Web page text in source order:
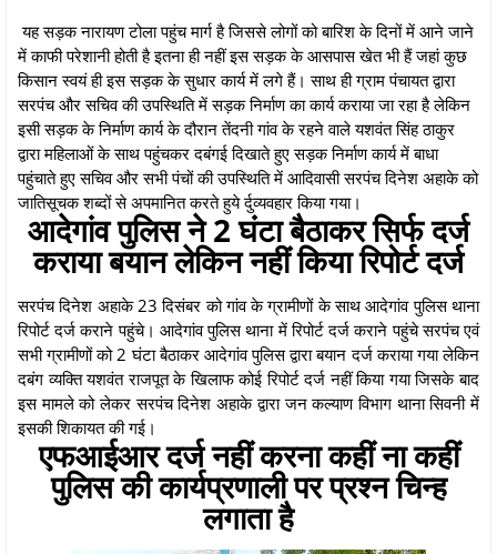
यह सड़क नारायण टोला पहुंच मार्ग है जिससे लोगों को बारिश के दिनों में आने जाने
में काफी परेशानी होती है इतना ही नहीं इस सड़क के आसपास खेत भी हैं जहां कुछ
किसान स्वयं ही इस सड़क के सुधार कार्य में लगे हैं। साथ ही ग्राम पंचायत द्वारा
सरपंच और सचिव की उपस्थिति में सड़क निर्माण का कार्य कराया जा रहा है लेकिन
इसी सड़क के निर्माण कार्य के दौरान तेंदनी गांव के रहने वाले यशवंत सिंह ठाकुर
द्वारा महिलाओं के साथ पहुंचकर दबंगई दिखाते हुए सड़क निर्माण कार्य में बाधा
पहुंचाते हुए सचिव और सभी पंचों की उपस्थिति में आदिवासी सरपंच दिनेश अहाके को
जातिसूचक शब्दों से अपमानित करते हुये र्दुव्यवहार किया गया।
आदेगांव पुलिस ने 2 घंटा बैठाकर सिर्फ दर्ज
कराया बयान लेकिन नहीं किया रिपोर्ट दर्ज
सरपंच दिनेश अहाके 23 दिसंबर को गांव के ग्रामीणों के साथ आदेगांव पुलिस थाना
रिपोर्ट दर्ज कराने पहुंचे। आदेगांव पुलिस थाना में रिपोर्ट दर्ज कराने पहुंचे सरपंच एवं
सभी ग्रामीणों को 2 घंटा बैठाकर आदेगांव पुलिस द्वारा बयान दर्ज कराया गया लेकिन
दबंग व्यक्ति यशवंत राजपूत के खिलाफ कोई रिपोर्ट दर्ज नहीं किया गया जिसके बाद
इस मामले को लेकर सरपंच दिनेश अहाके द्वारा जन कल्याण विभाग थाना सिवनी में
इसकी शिकायत की गई।
एफआईआर दर्ज नहीं करना कहीं ना कहीं
पुलिस की कार्यप्रणाली पर प्रश्न चिन्ह
लगाता है